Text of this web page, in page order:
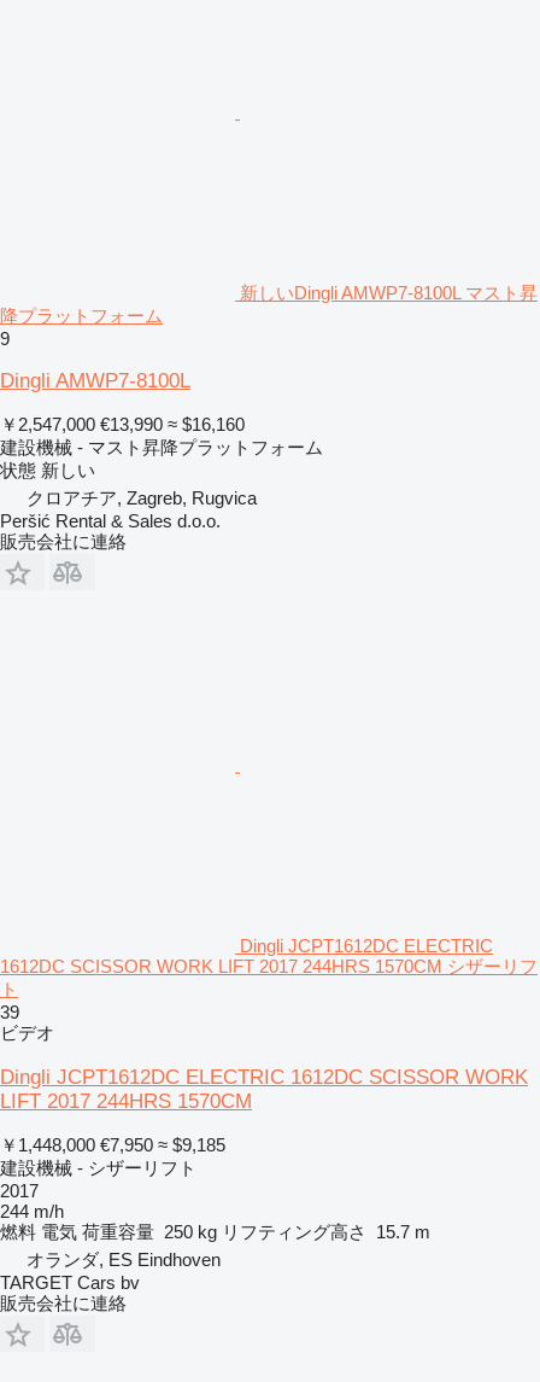
新しいDingli AMWP7-8100L マスト昇
降プラットフォーム
9
Dingli AMWP7-8100L
￥2,547,000 €13,990 ≈ $16,160
建設機械 - マスト昇降プラットフォーム
状態 新しい
クロアチア, Zagreb, Rugvica
Peršić Rental & Sales d.o.o.
販売会社に連絡
Dingli JCPT1612DC ELECTRIC
1612DC SCISSOR WORK LIFT 2017 244HRS 1570CM シザーリフ
ト
39
ビデオ
Dingli JCPT1612DC ELECTRIC 1612DC SCISSOR WORK
LIFT 2017 244HRS 1570CM
￥1,448,000 €7,950 ≈ $9,185
建設機械 - シザーリフト
2017
244 m/h
燃料 電気 荷重容量 250 kg リフティング高さ
15.7 m
オランダ, ES Eindhoven
TARGET Cars bv
販売会社に連絡